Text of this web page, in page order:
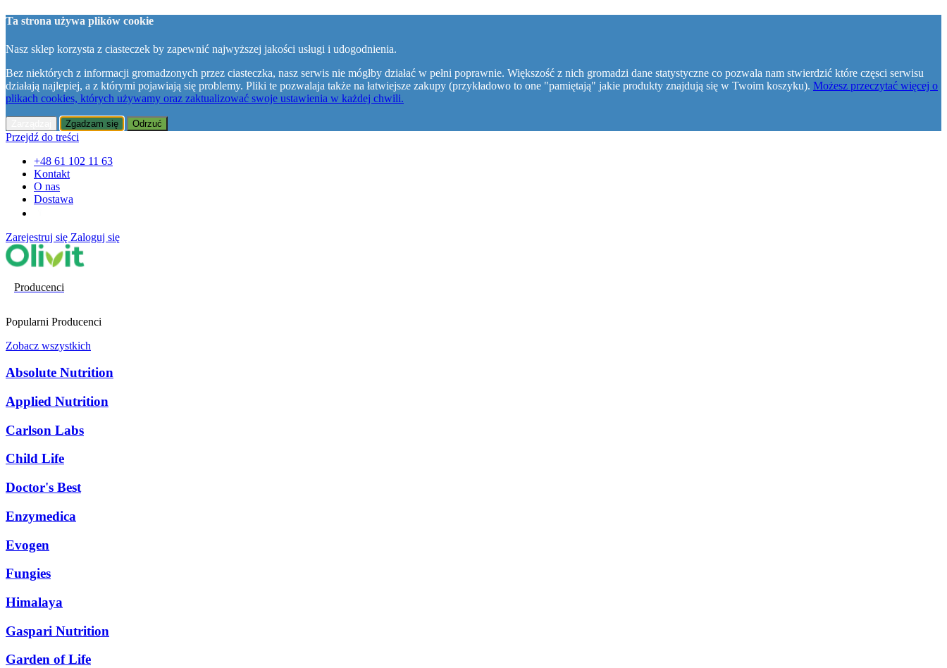
Ta strona używa plików cookie
Nasz sklep korzysta z ciasteczek by zapewnić najwyższej jakości usługi i udogodnienia.
Bez niektórych z informacji gromadzonych przez ciasteczka, nasz serwis nie mógłby działać w pełni poprawnie. Większość z nich gromadzi dane statystyczne co pozwala nam stwierdzić które częsci serwisu
działają najlepiej, a z którymi pojawiają się problemy. Pliki te pozwalaja także na łatwiejsze zakupy (przykładowo to one "pamiętają" jakie produkty znajdują się w Twoim koszyku). Możesz przeczytać więcej o
plikach cookies, których używamy oraz zaktualizować swoje ustawienia w każdej chwili.
Zgadzam się Odrzuć
Przejdź do treści
+48 61 102 11 63
Kontakt
O nas
Dostawa
Zarejestruj się Zaloguj się
Producenci
Popularni Producenci
Zobacz wszystkich
Absolute Nutrition
Applied Nutrition
Carlson Labs
Child Life
Doctor's Best
Enzymedica
Evogen
Fungies
Himalaya
Gaspari Nutrition
Garden of Life